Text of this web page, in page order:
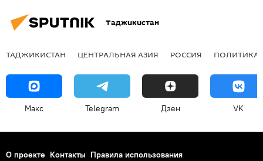
Таджикистан
ТАДЖИКИСТАН ЦЕНТРАЛЬНАЯ АЗИЯ РОССИЯ ПОЛИТИКА
Макс Telegram Дзен VK
О проекте Контакты Правила использования